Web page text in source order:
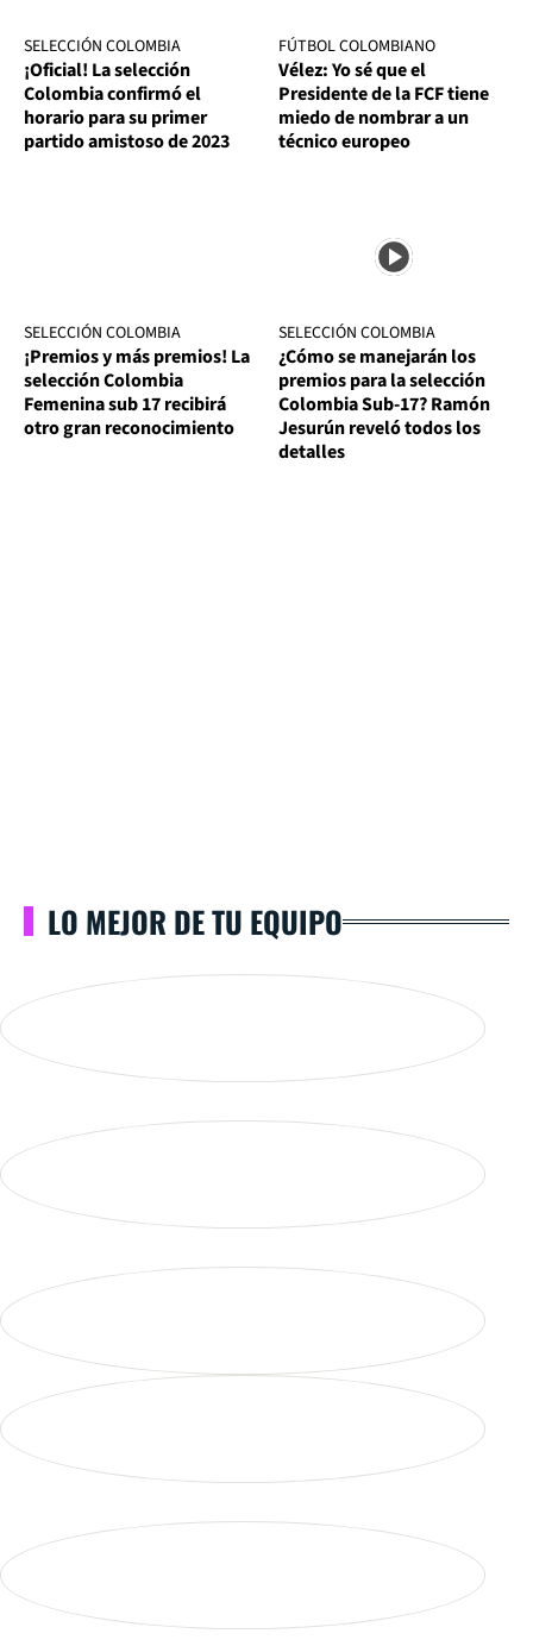
SELECCIÓN COLOMBIA
¡Oficial! La selección
Colombia confirmó el
horario para su primer
partido amistoso de 2023
FÚTBOL COLOMBIANO
Vélez: Yo sé que el
Presidente de la FCF tiene
miedo de nombrar a un
técnico europeo
SELECCIÓN COLOMBIA
¡Premios y más premios! La
selección Colombia
Femenina sub 17 recibirá
otro gran reconocimiento
SELECCIÓN COLOMBIA
¿Cómo se manejarán los
premios para la selección
Colombia Sub-17? Ramón
Jesurún reveló todos los
detalles
LO MEJOR DE TU EQUIPO